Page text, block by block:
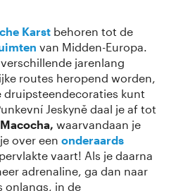
Karst behoren tot de
van Midden-Europa.
jarenlang
routes heropend worden,
druipsteendecoraties kunt
Jeskyně daal je af tot
waarvandaan je
over een onderaards
vaart! Als je daarna
adrenaline, ga dan naar
onlangs, in de